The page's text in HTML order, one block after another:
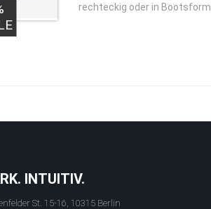
rechteckig oder in Bootsform.
INTUITIV.
St. 15-16, 10315 Berlin